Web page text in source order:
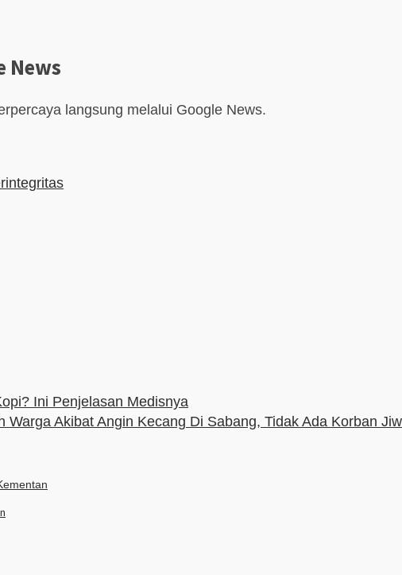
News
langsung melalui Google News.
Ini Penjelasan Medisnya
Warga Akibat Angin Kecang Di Sabang, Tidak Ada Korban